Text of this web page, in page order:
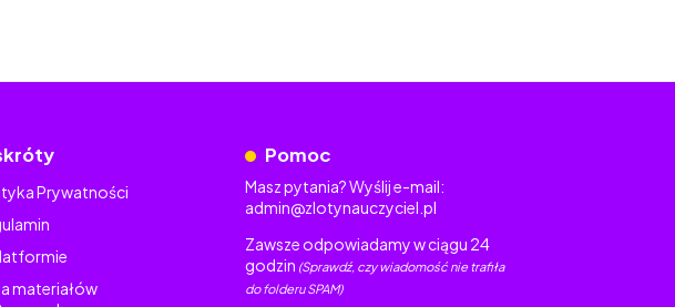
Prywatności
materiałów
Pomoc
Masz pytania? Wyślij e-mail:
admin@zlotynauczyciel.pl
Zawsze odpowiadamy w ciągu 24
godzin (Sprawdź, czy wiadomość nie trafiła
do folderu SPAM)